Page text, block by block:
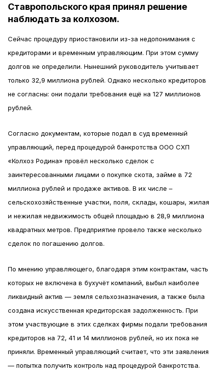
Ставропольского края принял решение
наблюдать за колхозом.
Сейчас процедуру приостановили из-за недопонимания с
кредиторами и временным управляющим. При этом сумму
долгов не определили. Нынешний руководитель учитывает
только 32,9 миллиона рублей. Однако несколько кредиторов
не согласны: они подали требования ещё на 127 миллионов
рублей.
Согласно документам, которые подал в суд временный
управляющий, перед процедурой банкротства ООО СХП
«Колхоз Родина» провёл несколько сделок с
заинтересованными лицами о покупке скота, займе в 72
миллиона рублей и продаже активов. В их числе –
сельскохозяйственные участки, поля, склады, кошары, жилая
и нежилая недвижимость общей площадью в 28,9 миллиона
квадратных метров. Предприятие провело также несколько
сделок по погашению долгов.
По мнению управляющего, благодаря этим контрактам, часть
которых не включена в бухучёт компаний, выбыл наиболее
ликвидный актив — земля сельхозназначения, а также была
создана искусственная кредиторская задолженность. При
этом участвующие в этих сделках фирмы подали требования
кредиторов на 72, 41 и 14 миллионов рублей, но их пока не
приняли. Временный управляющий считает, что эти заявления
— попытка получить контроль над процедурой банкротства.